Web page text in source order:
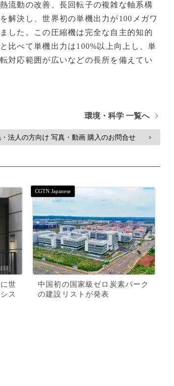
流動の改善、長回転子の複雑な軸系構
解決し、世界初の単機出力が100メガワ
した。この圧縮機は完全な自主的知的
比べて単機出力は100%以上向上し、単
対応範囲が広いなどの長所を備えてい
環境・科学 一覧へ >
法人の方向け 写真・動画 購入のお問合せ >
世
ス
中国初の国家級ゼロ炭素パーク
の建設リストが発表